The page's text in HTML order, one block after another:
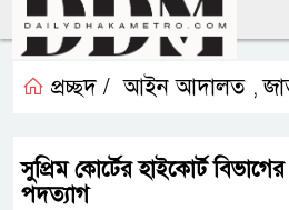
প্রচ্ছদ / আইন আদালত ,
সুপ্রিম কোর্টের হাইকোর্ট
পদত্যাগ